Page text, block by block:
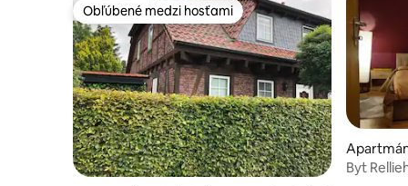
Obľúbené medzi hosťami
Obľúbené medzi hosťami
Byt